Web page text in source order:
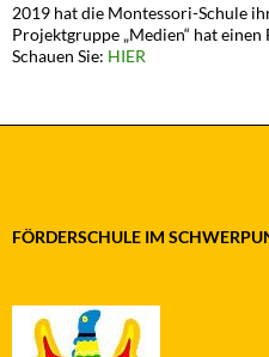
2019 hat die Montessori-Schule
Projektgruppe „Medien“ hat
Schauen Sie: HIER
FÖRDERSCHULE IM